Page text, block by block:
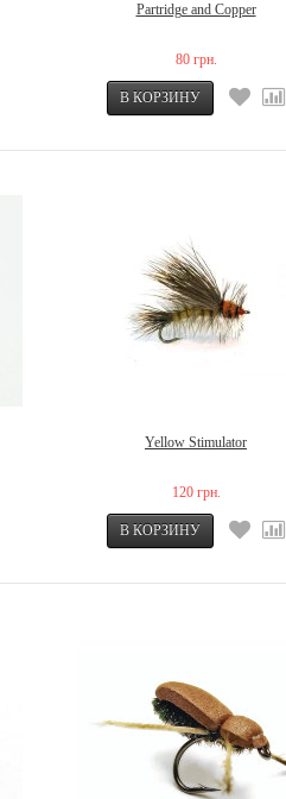
Partridge and Copper
80 грн.
Yellow Stimulator
120 грн.